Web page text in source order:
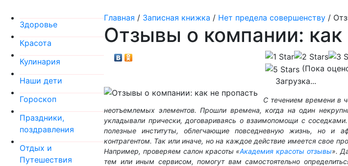
Здоровье
Красота
Кулинария
Наши дети
Гороскоп
Праздники,
поздравления
Отдых и
Путешествия
Главная / Записная книжка / Нет предела совершенству /
Отзывы о компании: как
(Пока
Загрузка...
С течением времени в
неотъемлемых элементов. Прошли времена, когда на один
укладывали прически, договариваясь о взаимопомощи с
полезные институты, облегчающие повседневную жизнь, но
контрагентом. Так или иначе, но на каждое действие имеется свое
Например, проверяем салон красоты «Академия красоты отзывы».
тем или иным сервисом, помогут вам самостоятельно